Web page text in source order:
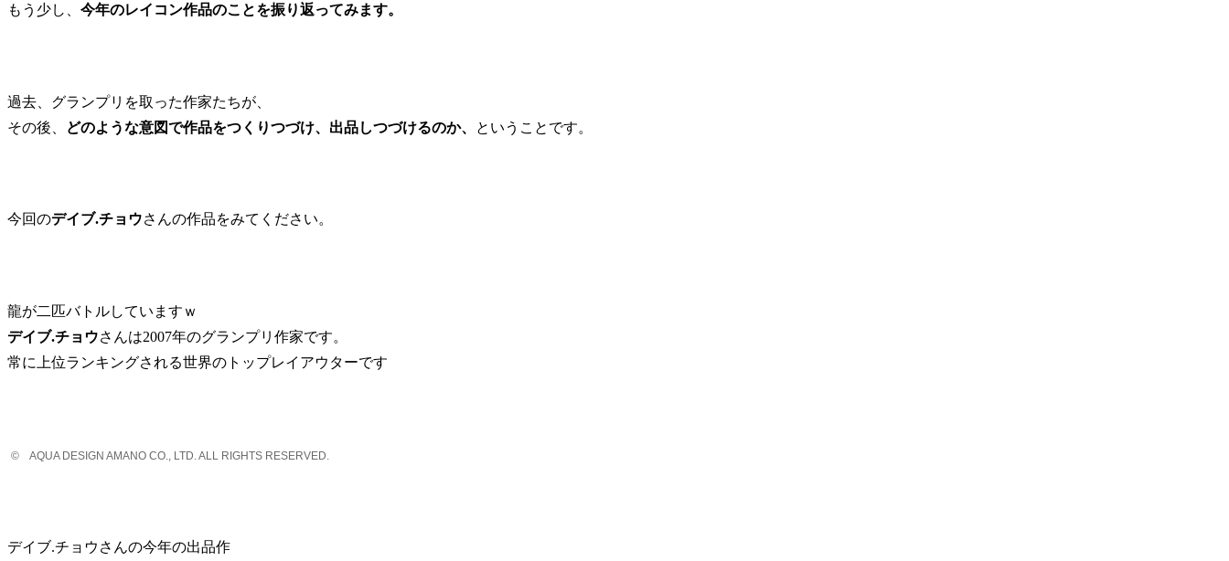
もう少し、 今年のレイコン作品のことを振り返ってみます。
過去、グランプリを取った作家たちが、
その後、
どのような意図で作品をつくりつづけ、出品しつづけるのか、 ということです。
今回のデイブ.チョウさんの作品をみてください。
龍が二匹バトルしていますｗ
デイブ.チョウさんは2007年のグランプリ作家です。
常に上位ランキングされる世界のトップレイアウターです
© AQUA DESIGN AMANO CO., LTD. ALL RIGHTS RESERVED.
デイブ.チョウさんの今年の出品作